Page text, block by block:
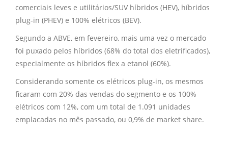
comerciais leves e utilitários/SUV híbridos (HEV), híbridos
plug-in (PHEV) e 100% elétricos (BEV).
Segundo a ABVE, em fevereiro, mais uma vez o mercado
foi puxado pelos híbridos (68% do total dos eletrificados),
especialmente os híbridos flex a etanol (60%).
Considerando somente os elétricos plug-in, os mesmos
ficaram com 20% das vendas do segmento e os 100%
elétricos com 12%, com um total de 1.091 unidades
emplacadas no mês passado, ou 0,9% de market share.